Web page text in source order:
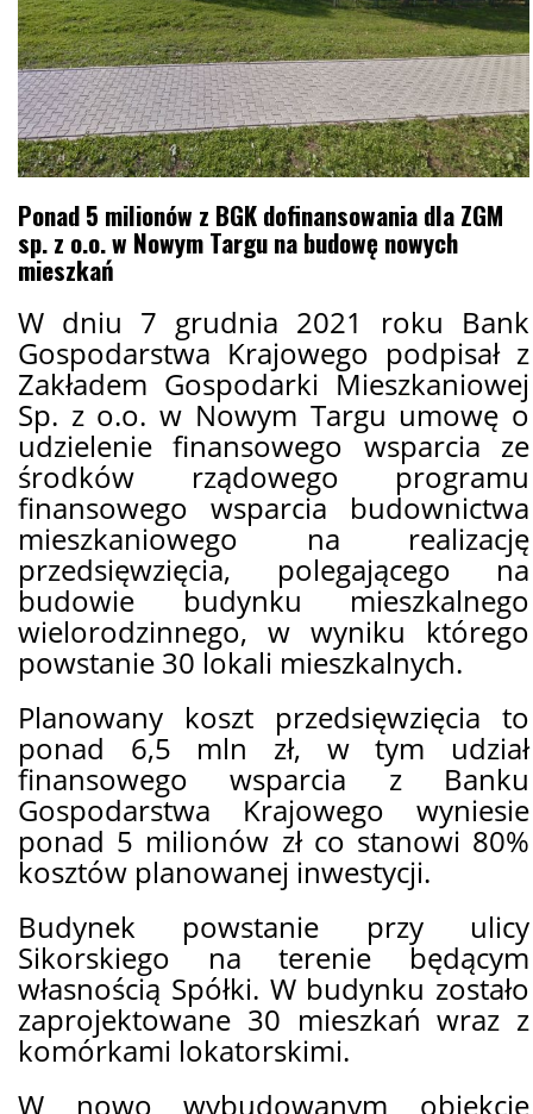
Ponad 5 milionów z BGK dofinansowania dla ZGM
sp. z o.o. w Nowym Targu na budowę nowych
mieszkań
W dniu 7 grudnia 2021 roku Bank
Gospodarstwa Krajowego podpisał z
Zakładem Gospodarki Mieszkaniowej
Sp. z o.o. w Nowym Targu umowę o
udzielenie finansowego wsparcia ze
środków rządowego programu
finansowego wsparcia budownictwa
mieszkaniowego na realizację
przedsięwzięcia, polegającego na
budowie budynku mieszkalnego
wielorodzinnego, w wyniku którego
powstanie 30 lokali mieszkalnych.
Planowany koszt przedsięwzięcia to
ponad 6,5 mln zł, w tym udział
finansowego wsparcia z Banku
Gospodarstwa Krajowego wyniesie
ponad 5 milionów zł co stanowi 80%
kosztów planowanej inwestycji.
Budynek powstanie przy ulicy
Sikorskiego na terenie będącym
własnością Spółki. W budynku zostało
zaprojektowane 30 mieszkań wraz z
komórkami lokatorskimi.
W nowo wybudowanym obiekcie